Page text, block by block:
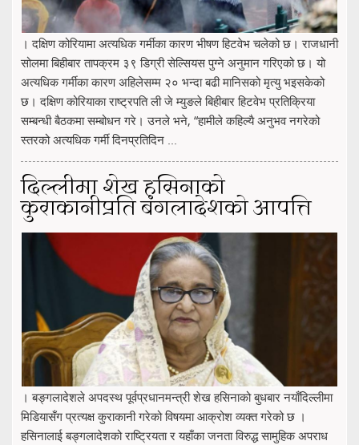
। दक्षिण कोरियामा अत्यधिक गर्मीका कारण भीषण हिटवेभ चलेको छ। राजधानी
सोलमा बिहीबार तापक्रम ३९ डिग्री सेल्सियस पुग्ने अनुमान गरिएको छ। यो
अत्यधिक गर्मीका कारण अहिलेसम्म २० भन्दा बढी मानिसको मृत्यु भइसकेको
छ। दक्षिण कोरियाका राष्ट्रपति ली जे म्युङले बिहीबार हिटवेभ प्रतिक्रिया
सम्बन्धी बैठकमा सम्बोधन गरे। उनले भने, “हामीले कहिल्यै अनुभव नगरेको
स्तरको अत्यधिक गर्मी दिनप्रतिदिन ...
दिल्लीमा शेख हसिनाको
कुराकानीप्रति बंगलादेशको आपत्ति
। बङ्गलादेशले अपदस्थ पूर्वप्रधानमन्त्री शेख हसिनाको बुधबार नयाँदिल्लीमा
मिडियासँग प्रत्यक्ष कुराकानी गरेको विषयमा आक्रोश व्यक्त गरेको छ ।
हसिनालाई बङ्गलादेशको राष्ट्रियता र यहाँका जनता विरुद्ध सामुहिक अपराध